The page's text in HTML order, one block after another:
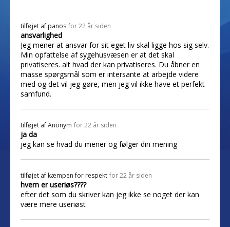
tilføjet af panos for 22 år siden
ansvarlighed
Jeg mener at ansvar for sit eget liv skal ligge hos sig selv.
Min opfattelse af sygehusvæsen er at det skal
privatiseres. alt hvad der kan privatiseres. Du åbner en
masse spørgsmål som er intersante at arbejde videre
med og det vil jeg gøre, men jeg vil ikke have et perfekt
samfund.
tilføjet afAnonym for 22 år siden
ja da
jeg kan se hvad du mener og følger din mening
tilføjet af kæmpen for respekt for 22 år siden
hvem er useriøs????
efter det som du skriver kan jeg ikke se noget der kan
være mere useriøst